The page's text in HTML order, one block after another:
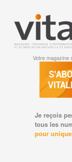
Votre magazine
Je reçois
tous les
pour